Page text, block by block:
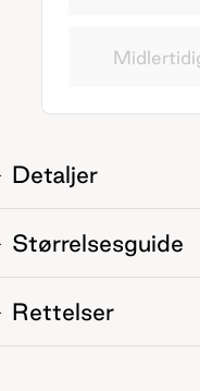
Detaljer
Størrelsesguide
Rettelser